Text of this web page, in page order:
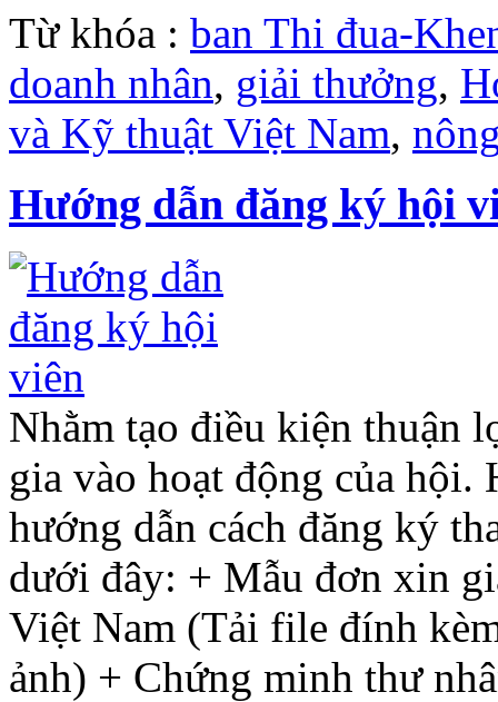
Từ khóa : ban Thi đua-
doanh nhân, giải thưởng,
và Kỹ thuật Việt Nam,
Hướng dẫn đăng ký hội
Nhằm tạo điều kiện thuận
gia vào hoạt động của
hướng dẫn cách đăng ký
dưới đây: + Mẫu đơn xin
Việt Nam (Tải file đính
ảnh) + Chứng minh thư